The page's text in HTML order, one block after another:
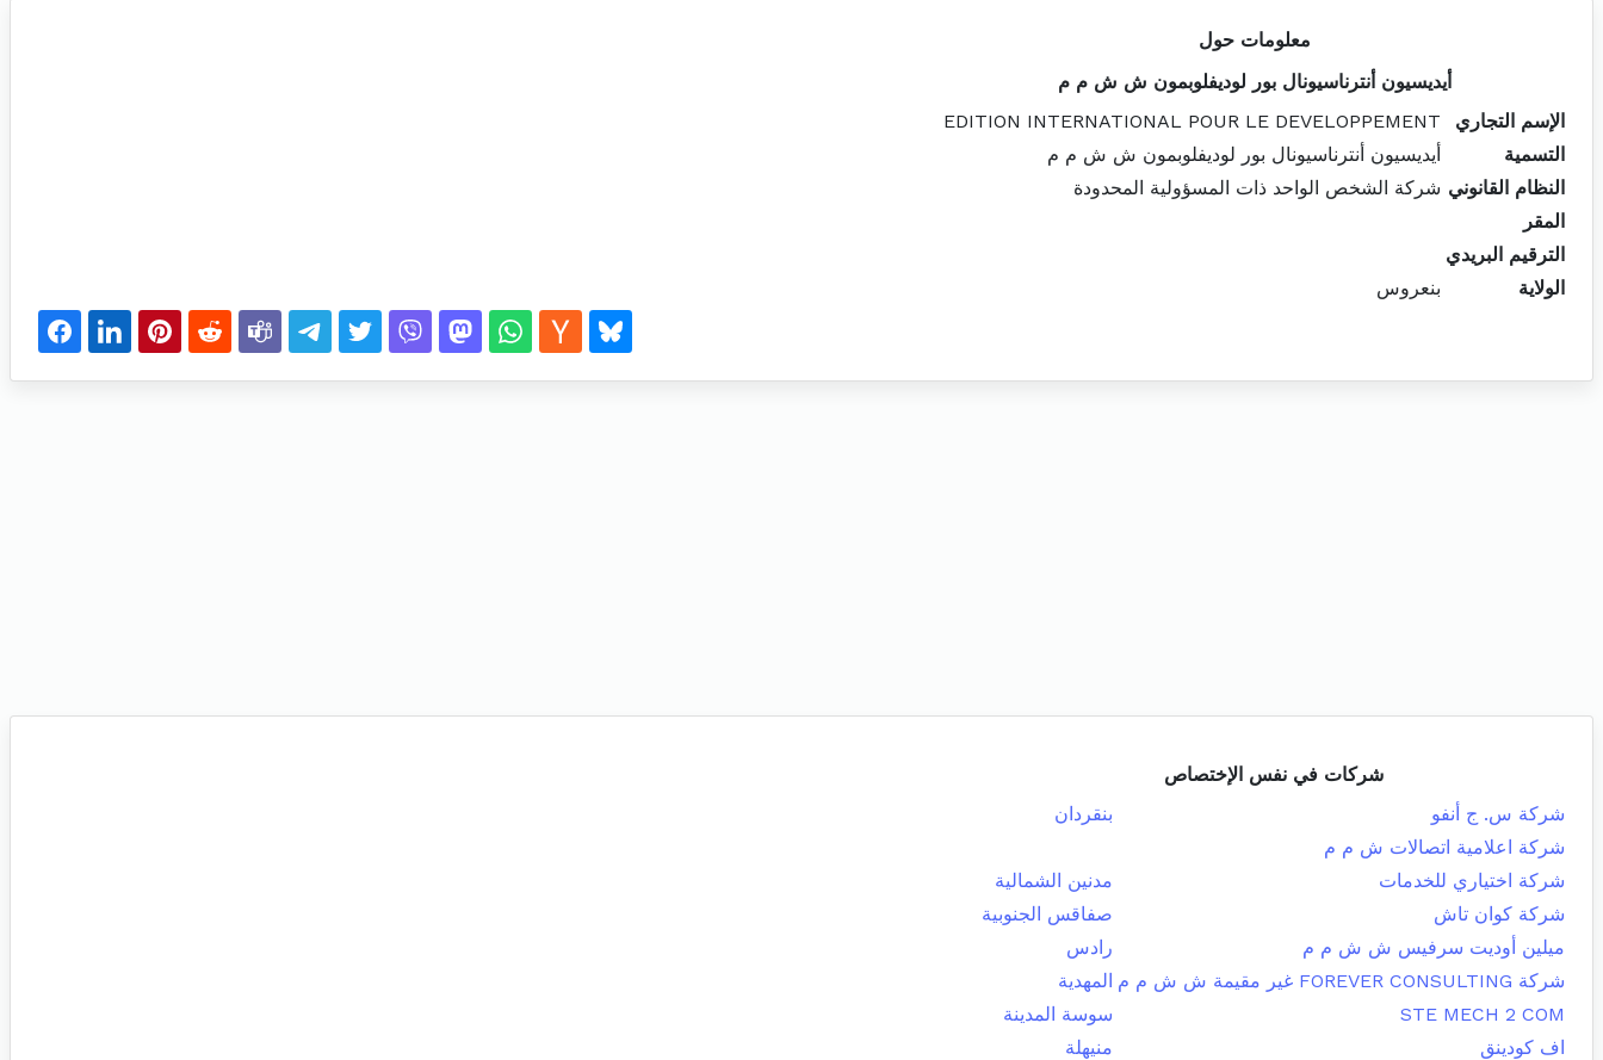
معلومات حول
أيديسيون أنترناسيونال بور لوديفلوبمون ش ش م م
الإسم التجاري
EDITION INTERNATIONAL POUR LE DEVELOPPEMENT
التسمية
أيديسيون أنترناسيونال بور لوديفلوبمون ش ش م م
النظام القانوني شركة الشخص الواحد ذات المسؤولية المحدودة
المقر
الترقيم البريدي
الولاية
بنعروس
شركات في نفس الإختصاص
شركة س. ج أنفو
بنقردان
شركة اعلامية اتصالات ش م م
شركة اختياري للخدمات
مدنين الشمالية
شركة كوان تاش
صفاقس الجنوبية
ميلين أوديت سرفيس ش ش م م
رادس
شركة FOREVER CONSULTING غير مقيمة ش ش م م
المهدية
STE MECH 2 COM
سوسة المدينة
اف كودينق
منيهلة